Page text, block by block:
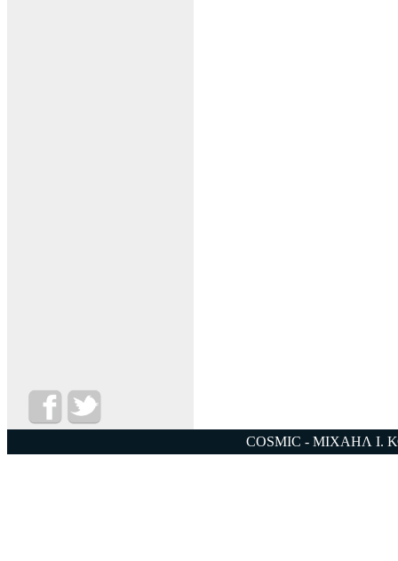
COSMIC - ΜΙΧΑΗΛ Ι.